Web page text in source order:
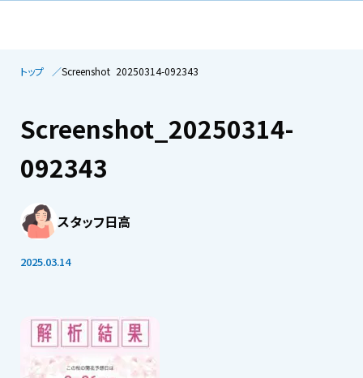
トップ Screenshot_20250314-092343
Screenshot_20250314-
092343
スタッフ日高
2025.03.14